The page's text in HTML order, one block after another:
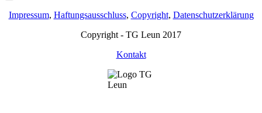
Impressum, Haftungsausschluss, Copyright, Datenschutzerklärung
Copyright - TG Leun 2017
Kontakt